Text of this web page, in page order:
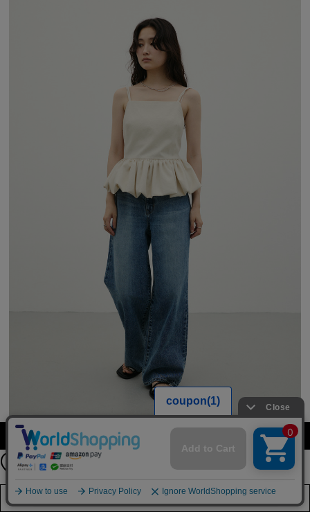
カラーを選択する（フリーサイズ）
店舗在庫を見る
【期間限定】
新規会員登録キャンペーン開催！
8月31日（月）23：59まで
詳しくは
こちら